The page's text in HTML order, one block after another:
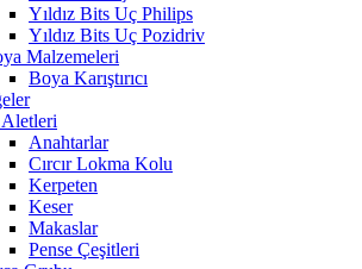
Yıldız Bits Uç Philips
Yıldız Bits Uç Pozidriv
Malzemeleri
Boya Karıştırıcı
Anahtarlar
Cırcır Lokma Kolu
Kerpeten
Keser
Makaslar
Pense Çeşitleri